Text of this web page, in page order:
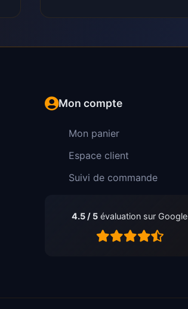
Mon compte
Mon panier
Espace client
Suivi de commande
4.5 / 5 évaluation sur Google